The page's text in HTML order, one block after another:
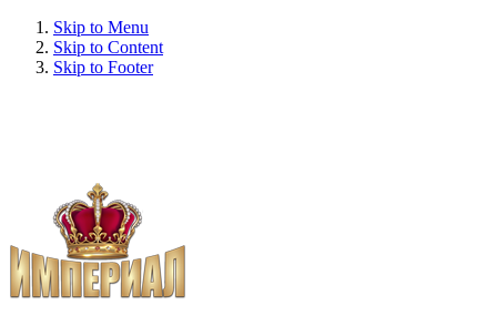
Skip to Menu
Skip to Content
Skip to Footer